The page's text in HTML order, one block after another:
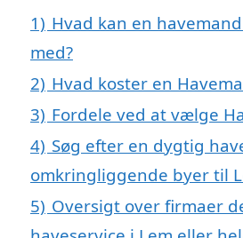
1) Hvad kan en
med?
2) Hvad koster en
3) Fordele ved at vælge
4) Søg efter en dygtig
omkringliggende byer til
5) Oversigt over firmaer